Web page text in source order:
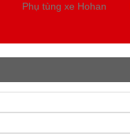
Phụ tùng xe Hohan